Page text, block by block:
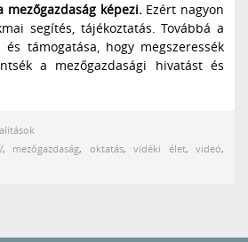
képezi.Ezért nagyon
segítés, tájékoztatás. Továbbá a
támogatása, hogy megszeressék
a mezőgazdasági hivatást és
, mezőgazdaság, oktatás,vidéki élet,videó,